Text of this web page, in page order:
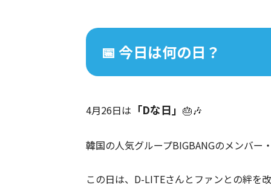
📅 今日は何の日？
4月26日は 「Dな日」 🎂🎶
韓国の人気グループBIGBANGのメンバ
この日は、D-LITEさんとファンとの絆を